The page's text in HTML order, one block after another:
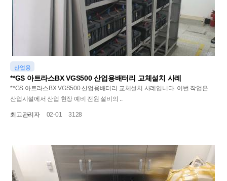
산업용
**GS 아트라스BX VGS500 산업용배터리 교체설치 사례
**GS 아트라스BX VGS500 산업용배터리 교체설치 사례입니다. 이번 작업은
산업시설에서 산업 현장 예비 전원 설비의 ..
최고관리자 02-01 3128